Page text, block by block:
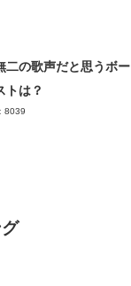
二の歌声だと思うボー
トは？
8039